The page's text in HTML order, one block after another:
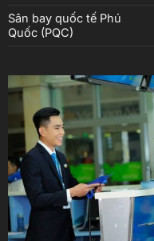
Sân bay quốc tế Phú
Quốc (PQC)